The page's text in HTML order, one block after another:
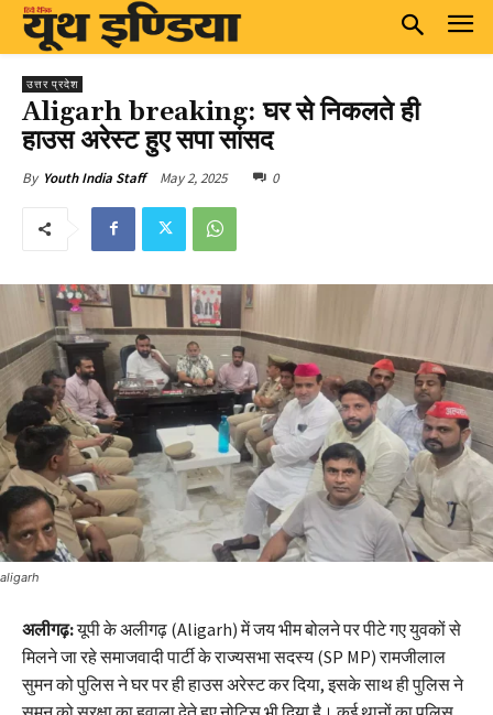
उत्तर प्रदेश
Aligarh breaking: घर से निकलते ही
हाउस अरेस्ट हुए सपा सांसद
By Youth India Staff May 2, 2025 0
aligarh
अलीगढ़:यूपी के अलीगढ़ (Aligarh)में जय भीम बोलने पर पीटे गए युवकों से
मिलने जा रहे समाजवादी पार्टी के राज्यसभा सदस्य (SP MP) रामजीलाल
सुमन को पुलिस ने घर पर ही हाउस अरेस्ट कर दिया, इसके साथ ही पुलिस ने